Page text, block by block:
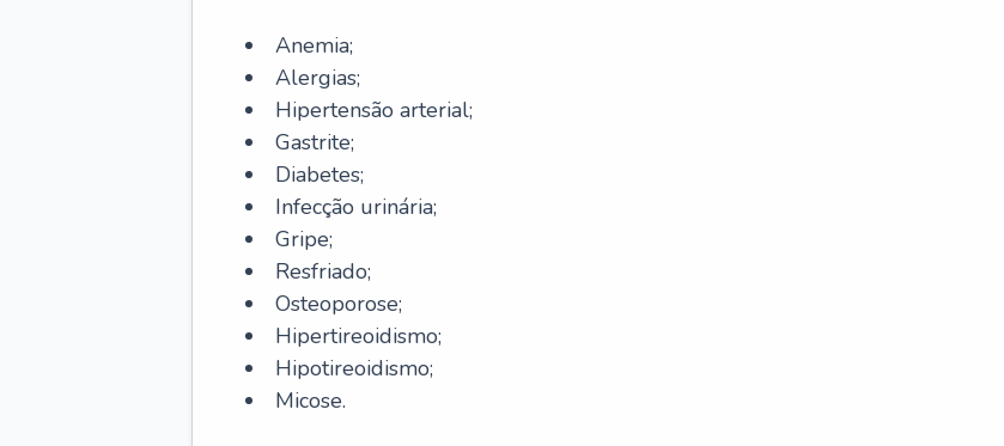
Anemia;
Alergias;
Hipertensão arterial;
Gastrite;
Diabetes;
Infecção urinária;
Gripe;
Resfriado;
Osteoporose;
Hipertireoidismo;
Hipotireoidismo;
Micose.